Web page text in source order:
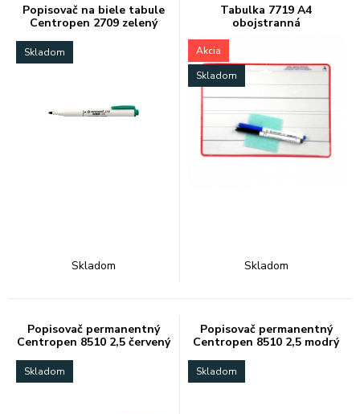
Popisovač na biele tabule
Centropen 2709 zelený
Skladom
Skladom
Tabulka 7719 A4
obojstranná
Akcia
Skladom
Skladom
Popisovač permanentný
Centropen 8510 2,5 červený
Skladom
Popisovač permanentný
Centropen 8510 2,5 modrý
Skladom